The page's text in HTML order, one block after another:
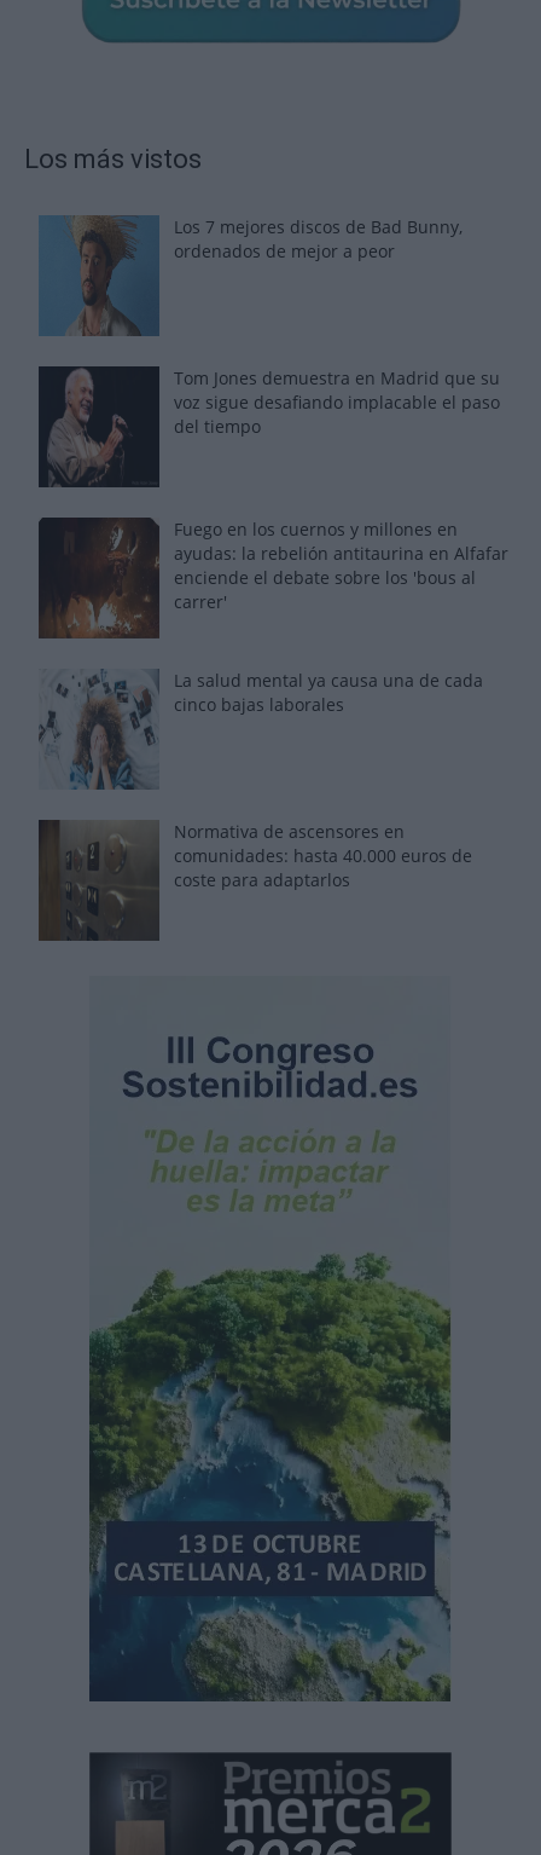
Los más vistos
Los 7 mejores discos de Bad Bunny,
ordenados de mejor a peor
Tom Jones demuestra en Madrid que su
voz sigue desafiando implacable el paso
del tiempo
Fuego en los cuernos y millones en
ayudas: la rebelión antitaurina en Alfafar
enciende el debate sobre los 'bous al
carrer'
La salud mental ya causa una de cada
cinco bajas laborales
Normativa de ascensores en
comunidades: hasta 40.000 euros de
coste para adaptarlos